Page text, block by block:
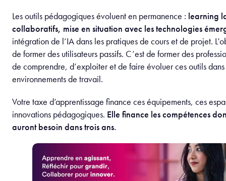
Les outils pédagogiques évoluent en permanence : learning
collaboratifs, mise en situation avec les technologies
intégration de l’IA dans les pratiques de cours et de projet.
de former des utilisateurs passifs. C’est de former des
de comprendre, d’exploiter et de faire évoluer ces outils dans
environnements de travail.
Votre taxe d’apprentissage finance ces équipements, ces
innovations pédagogiques. Elle finance les compétences
auront besoin dans trois ans.